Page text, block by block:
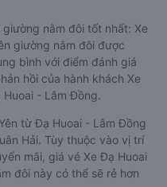
nằm đôi tốt nhất: Xe
giường nằm đôi được
bình với điểm đánh giá
hồi của hành khách Xe
- Lâm Đồng.
từ Đạ Huoai - Lâm Đồng
Hải. Tùy thuộc vào vị trí
mãi, giá vé Xe Đạ Huoai
đôi này có thể sẽ rẻ hơn